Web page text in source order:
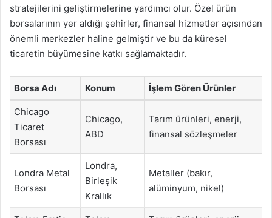
stratejilerini geliştirmelerine yardımcı olur. Özel ürün
borsalarının yer aldığı şehirler, finansal hizmetler açısından
önemli merkezler haline gelmiştir ve bu da küresel
ticaretin büyümesine katkı sağlamaktadır.
Borsa Adı Konum İşlem Gören Ürünler
Chicago
Ticaret
Borsası
Chicago,
ABD
Tarım ürünleri, enerji,
finansal sözleşmeler
Londra Metal
Borsası
Londra,
Birleşik
Krallık
Metaller (bakır,
alüminyum, nikel)